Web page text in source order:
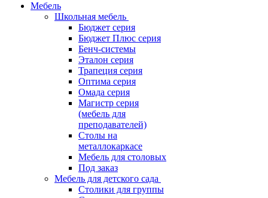
Мебель
Школьная мебель
Бюджет серия
Бюджет Плюс серия
Бенч-системы
Эталон серия
Трапеция серия
Оптима серия
Омада серия
Магистр серия
(мебель для
преподавателей)
Столы на
металлокаркасе
Мебель для столовых
Под заказ
Мебель для детского сада
Столики для группы